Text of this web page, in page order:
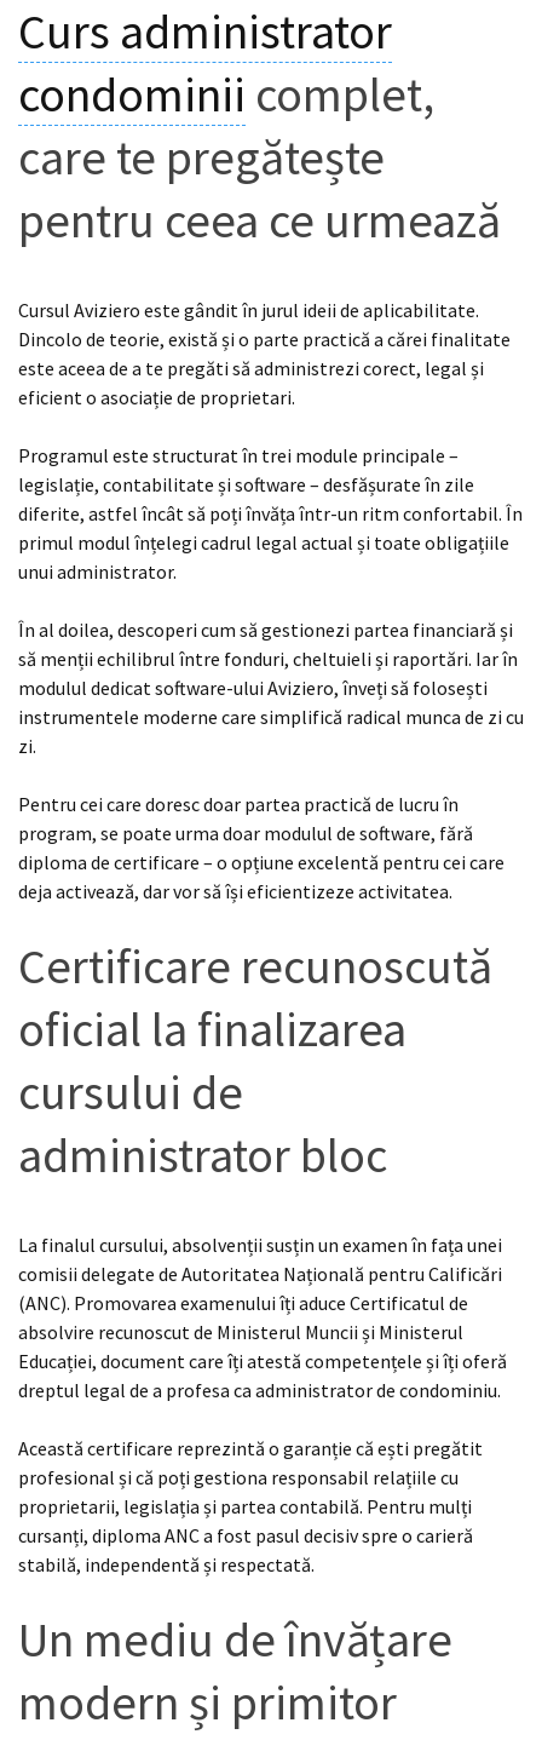
Curs administrator
condominii complet,
care te pregătește
pentru ceea ce urmează
Cursul Aviziero este gândit în jurul ideii de aplicabilitate.
Dincolo de teorie, există și o parte practică a cărei finalitate
este aceea de a te pregăti să administrezi corect, legal și
eficient o asociație de proprietari.
Programul este structurat în trei module principale –
legislație, contabilitate și software – desfășurate în zile
diferite, astfel încât să poți învăța într-un ritm confortabil. În
primul modul înțelegi cadrul legal actual și toate obligațiile
unui administrator.
În al doilea, descoperi cum să gestionezi partea financiară și
să menții echilibrul între fonduri, cheltuieli și raportări. Iar în
modulul dedicat software-ului Aviziero, înveți să folosești
instrumentele moderne care simplifică radical munca de zi cu
zi.
Pentru cei care doresc doar partea practică de lucru în
program, se poate urma doar modulul de software, fără
diploma de certificare – o opțiune excelentă pentru cei care
deja activează, dar vor să își eficientizeze activitatea.
Certificare recunoscută
oficial la finalizarea
cursului de
administrator bloc
La finalul cursului, absolvenții susțin un examen în fața unei
comisii delegate de Autoritatea Națională pentru Calificări
(ANC). Promovarea examenului îți aduce Certificatul de
absolvire recunoscut de Ministerul Muncii și Ministerul
Educației, document care îți atestă competențele și îți oferă
dreptul legal de a profesa ca administrator de condominiu.
Această certificare reprezintă o garanție că ești pregătit
profesional și că poți gestiona responsabil relațiile cu
proprietarii, legislația și partea contabilă. Pentru mulți
cursanți, diploma ANC a fost pasul decisiv spre o carieră
stabilă, independentă și respectată.
Un mediu de învățare
modern și primitor